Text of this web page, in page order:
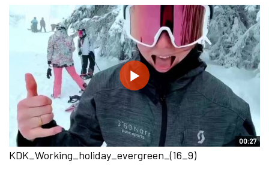
00:27
KDK_Working_holiday_evergreen_(16_9)